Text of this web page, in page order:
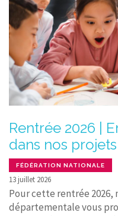
Rentrée 2026 |
dans nos
FÉDÉRATION NATIONALE
13 juillet 2026
Pour cette rentrée 2026,
départementale vous